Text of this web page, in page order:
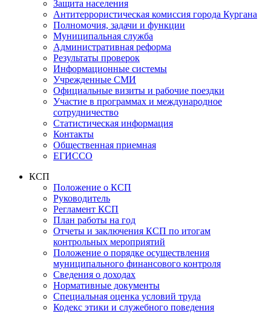
Защита населения
Антитеррористическая комиссия города Кургана
Полномочия, задачи и функции
Муниципальная служба
Административная реформа
Результаты проверок
Информационные системы
Учрежденные СМИ
Официальные визиты и рабочие поездки
Участие в программах и международное
сотрудничество
Статистическая информация
Контакты
Общественная приемная
ЕГИССО
КСП
Положение о КСП
Руководитель
Регламент КСП
План работы на год
Отчеты и заключения КСП по итогам
контрольных мероприятий
Положение о порядке осуществления
муниципального финансового контроля
Сведения о доходах
Нормативные документы
Специальная оценка условий труда
Кодекс этики и служебного поведения